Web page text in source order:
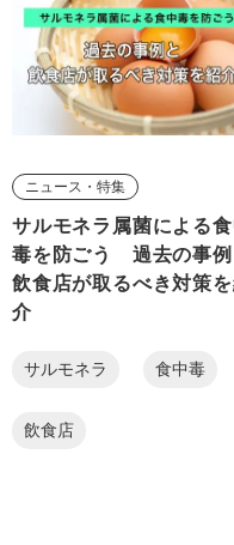
ニュース・特集
サルモネラ属菌による
毒を防ごう 過去の事例
飲食店が取るべき対策
介
サルモネラ 食中毒
飲食店